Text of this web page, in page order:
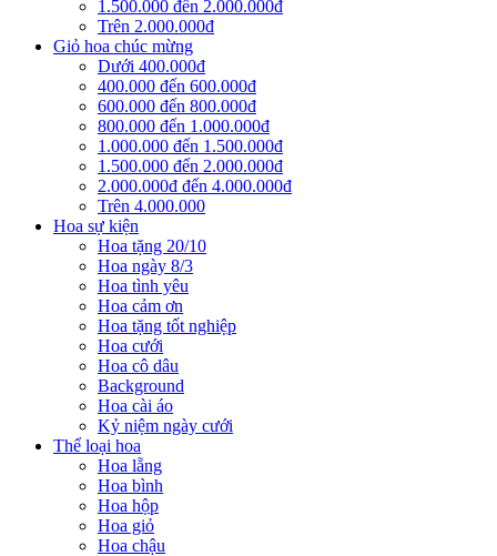
1.500.000 đến 2.000.000đ
Trên 2.000.000đ
Giỏ hoa chúc mừng
Dưới 400.000đ
400.000 đến 600.000đ
600.000 đến 800.000đ
800.000 đến 1.000.000đ
1.000.000 đến 1.500.000đ
1.500.000 đến 2.000.000đ
2.000.000đ đến 4.000.000đ
Trên 4.000.000
Hoa sự kiện
Hoa tặng 20/10
Hoa ngày 8/3
Hoa tình yêu
Hoa cảm ơn
Hoa tặng tốt nghiệp
Hoa cưới
Hoa cô dâu
Background
Hoa cài áo
Kỷ niệm ngày cưới
Thể loại hoa
Hoa lẵng
Hoa bình
Hoa hộp
Hoa giỏ
Hoa chậu